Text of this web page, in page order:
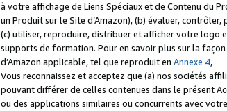
à votre affichage de Liens Spéciaux et de Contenu du
un Produit sur le Site d’Amazon), (b) évaluer,
(c) utiliser, reproduire, distribuer et afficher votre logo
supports de formation. Pour en savoir plus sur la
d’Amazon applicable, tel que reproduit en Annexe 4,
Vous reconnaissez et acceptez que (a) nos sociétés
pouvant différer de celles contenues dans le présent
ou des applications similaires ou concurrents avec